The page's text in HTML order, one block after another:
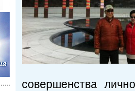
совершенства